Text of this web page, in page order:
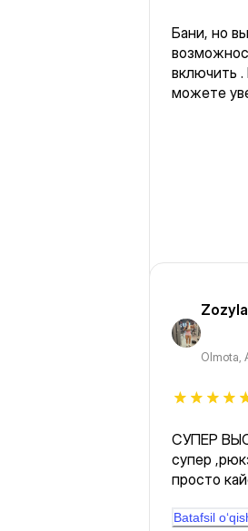
Бани, но
возможности попасть
включить
Zozyla
Olmota,
СУПЕР
супер
просто
)))
Batafsil